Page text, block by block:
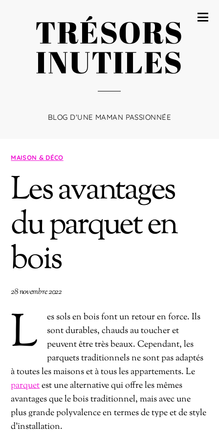
TRÉSORS
INUTILES
BLOG D'UNE MAMAN PASSIONNÉE
MAISON & DÉCO
Les avantages
du parquet en
bois
28 novembre 2022
L
es sols en bois font un retour en force. Ils
sont durables, chauds au toucher et
peuvent être très beaux. Cependant, les
parquets traditionnels ne sont pas adaptés
à toutes les maisons et à tous les appartements. Le
parquetest une alternative qui offre les mêmes
avantages que le bois traditionnel, mais avec une
plus grande polyvalence en termes de type et de style
d’installation.